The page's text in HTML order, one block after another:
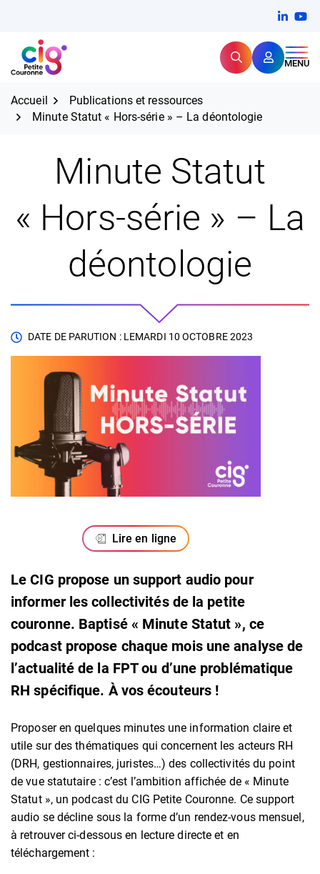
contenu
CIG Petite Couronne RechercherMENU
Expertise et proximité pour
Accueil
Publications et ressources
Minute Statut « Hors-série » – La déontologie
Minute Statut
« Hors-série » – La
déontologie
DATE DE PARUTION : LEMARDI 10 OCTOBRE 2023
Lire en ligne
Le CIG propose un support audio pour
informer les collectivités de la petite
couronne. Baptisé « Minute Statut », ce
podcast propose chaque mois une analyse de
l’actualité de la FPT ou d’une problématique
RH spécifique. À vos écouteurs !
Proposer en quelques minutes une information claire et
utile sur des thématiques qui concernent les acteurs RH
(DRH, gestionnaires, juristes…) des collectivités du point
de vue statutaire : c’est l’ambition affichée de « Minute
Statut », un podcast du CIG Petite Couronne. Ce support
audio se décline sous la forme d’un rendez-vous mensuel,
à retrouver ci-dessous en lecture directe et en
téléchargement :